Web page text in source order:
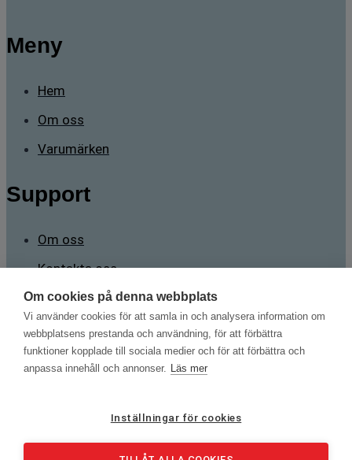
Om cookies på denna webbplats
Vi använder cookies för att samla in och analysera information om
webbplatsens prestanda och användning, för att förbättra
funktioner kopplade till sociala medier och för att förbättra och
anpassa innehåll och annonser. Läs mer
Inställningar för cookies
Meny
Hem
Om oss
Varumärken
Support
Om oss
Kontakta oss
Kontakt
Sävstigen 2 165 71 Stockholm
+46 70 788 98 82
Kabeltillämpningar | Kalibrering | Gasanalys | Jordningsprovning